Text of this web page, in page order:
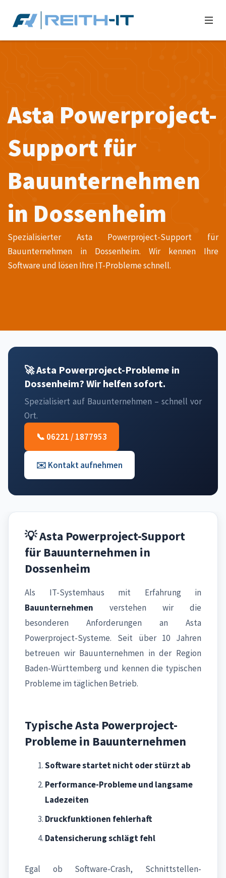
Asta Powerproject-
Support für
Bauunternehmen
in Dossenheim
Spezialisierter Asta Powerproject-Support für
Bauunternehmen in Dossenheim. Wir kennen Ihre
Software und lösen Ihre IT-Probleme schnell.
🚀 Asta Powerproject-Probleme in
Dossenheim? Wir helfen sofort.
Spezialisiert auf Bauunternehmen – schnell vor
Ort.
📞 06221 / 1877953
✉️ Kontakt aufnehmen
💡 Asta Powerproject-Support
für Bauunternehmen in
Dossenheim
Als IT-Systemhaus mit Erfahrung in
Bauunternehmen verstehen wir die
besonderen Anforderungen an Asta
Powerproject-Systeme. Seit über 10 Jahren
betreuen wir Bauunternehmen in der Region
Baden-Württemberg und kennen die typischen
Probleme im täglichen Betrieb.
Typische Asta Powerproject-
Probleme in Bauunternehmen
Software startet nicht oder stürzt ab
Performance-Probleme und langsame
Ladezeiten
Druckfunktionen fehlerhaft
Datensicherung schlägt fehl
Egal ob Software-Crash, Schnittstellen-